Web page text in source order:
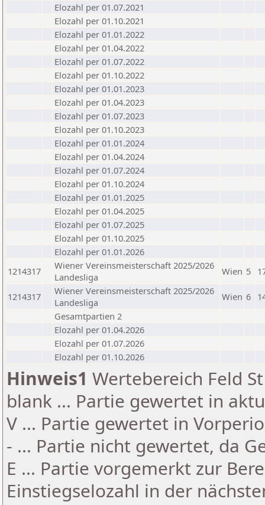
Elozahl per 01.07.2021
Elozahl per 01.10.2021
Elozahl per 01.01.2022
Elozahl per 01.04.2022
Elozahl per 01.07.2022
Elozahl per 01.10.2022
Elozahl per 01.01.2023
Elozahl per 01.04.2023
Elozahl per 01.07.2023
Elozahl per 01.10.2023
Elozahl per 01.01.2024
Elozahl per 01.04.2024
Elozahl per 01.07.2024
Elozahl per 01.10.2024
Elozahl per 01.01.2025
Elozahl per 01.04.2025
Elozahl per 01.07.2025
Elozahl per 01.10.2025
Elozahl per 01.01.2026
1214317
Wiener Vereinsmeisterschaft 2025/2026
Landesliga
Wien 5
1214317
Wiener Vereinsmeisterschaft 2025/2026
Landesliga
Wien 6
Gesamtpartien 2
Elozahl per 01.04.2026
Elozahl per 01.07.2026
Elozahl per 01.10.2026
Hinweis1 Wertebereich Feld
blank ... Partie gewertet in
V ... Partie gewertet in
- ... Partie nicht gewertet, da
E ... Partie vorgemerkt zur
Einstiegselozahl in der